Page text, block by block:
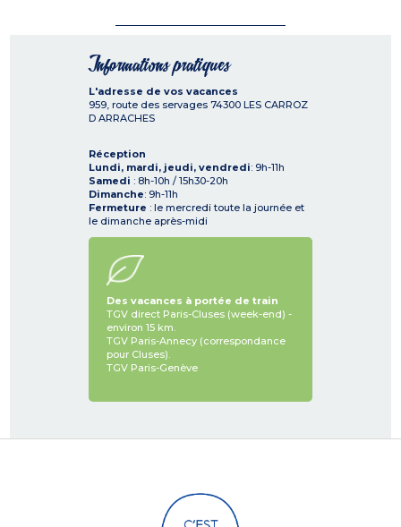
Informations pratiques
L'adresse de vos vacances
959, route des servages 74300 LES CARROZ
D ARRACHES
Réception
Lundi, mardi, jeudi, vendredi: 9h-11h
Samedi : 8h-10h / 15h30-20h
Dimanche: 9h-11h
Fermeture : le mercredi toute la journée et
le dimanche après-midi
Des vacances à portée de train
TGV direct Paris-Cluses (week-end) -
environ 15 km.
TGV Paris-Annecy (correspondance
pour Cluses).
TGV Paris-Genève